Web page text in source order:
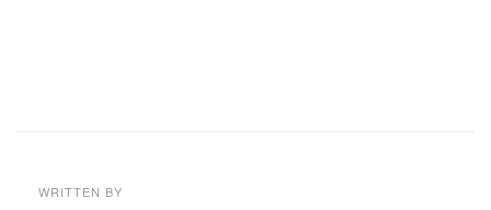
WRITTEN BY